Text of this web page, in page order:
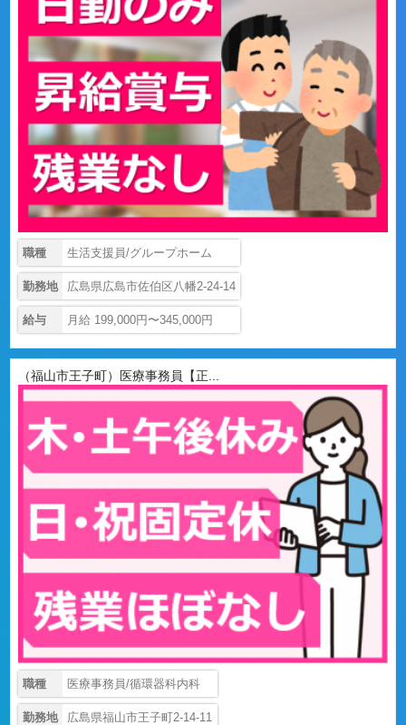
職種 生活支援員/グループホーム
勤務地 広島県広島市佐伯区八幡2-24-14
給与 月給 199,000円〜345,000円
（福山市王子町）医療事務員【正...
職種 医療事務員/循環器科内科
勤務地 広島県福山市王子町2-14-11